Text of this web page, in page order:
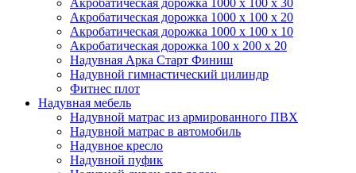
Акробатическая дорожка 1000 x 100 x 30
Акробатическая дорожка 1000 x 100 x 20
Акробатическая дорожка 1000 x 100 x 10
Акробатическая дорожка 100 x 200 x 20
Надувная Арка Старт Финиш
Надувной гимнастический цилиндр
Фитнес плот
Надувная мебель
Надувной матрас из армированного ПВХ
Надувной матрас в автомобиль
Надувное кресло
Надувной пуфик